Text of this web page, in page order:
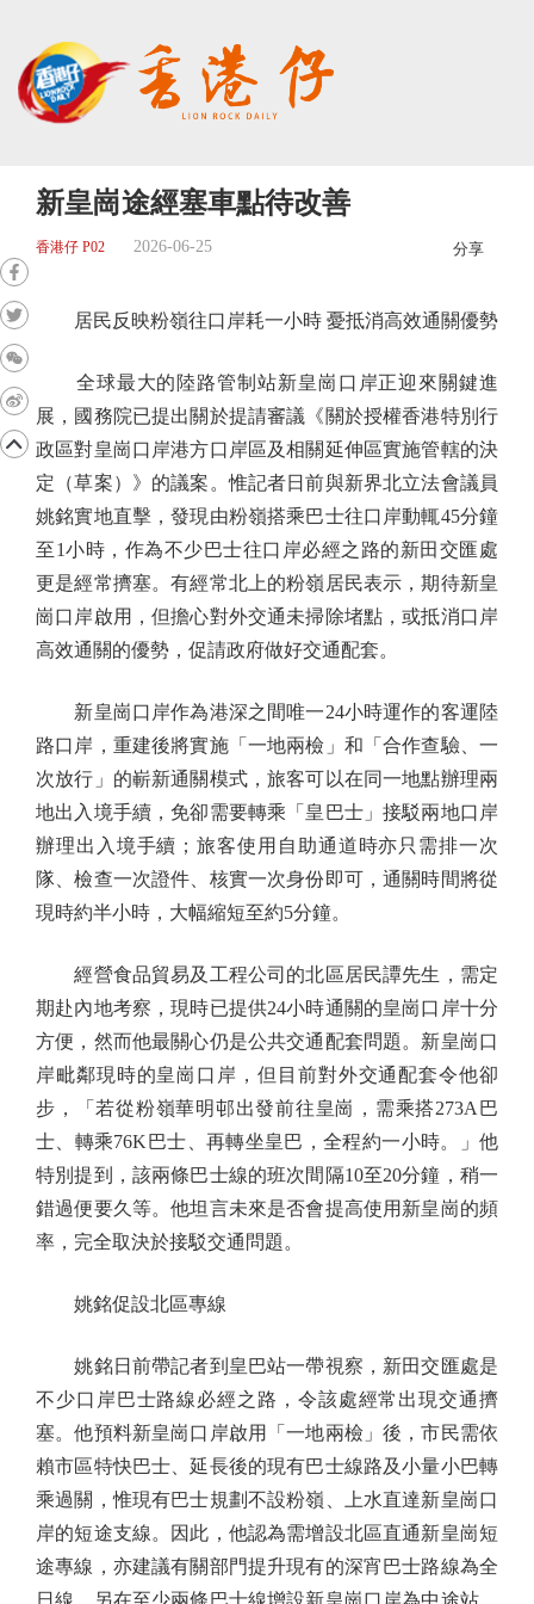
新皇崗途經塞車點待改善
香港仔 P02 2026-06-25 分享
居民反映粉嶺往口岸耗一小時 憂抵消高效通關優勢
全球最大的陸路管制站新皇崗口岸正迎來關鍵進
展，國務院已提出關於提請審議《關於授權香港特別行
政區對皇崗口岸港方口岸區及相關延伸區實施管轄的決
定（草案）》的議案。惟記者日前與新界北立法會議員
姚銘實地直擊，發現由粉嶺搭乘巴士往口岸動輒45分鐘
至1小時，作為不少巴士往口岸必經之路的新田交匯處
更是經常擠塞。有經常北上的粉嶺居民表示，期待新皇
崗口岸啟用，但擔心對外交通未掃除堵點，或抵消口岸
高效通關的優勢，促請政府做好交通配套。
新皇崗口岸作為港深之間唯一24小時運作的客運陸
路口岸，重建後將實施「一地兩檢」和「合作查驗、一
次放行」的嶄新通關模式，旅客可以在同一地點辦理兩
地出入境手續，免卻需要轉乘「皇巴士」接駁兩地口岸
辦理出入境手續；旅客使用自助通道時亦只需排一次
隊、檢查一次證件、核實一次身份即可，通關時間將從
現時約半小時，大幅縮短至約5分鐘。
經營食品貿易及工程公司的北區居民譚先生，需定
期赴內地考察，現時已提供24小時通關的皇崗口岸十分
方便，然而他最關心仍是公共交通配套問題。新皇崗口
岸毗鄰現時的皇崗口岸，但目前對外交通配套令他卻
步，「若從粉嶺華明邨出發前往皇崗，需乘搭273A巴
士、轉乘76K巴士、再轉坐皇巴，全程約一小時。」他
特別提到，該兩條巴士線的班次間隔10至20分鐘，稍一
錯過便要久等。他坦言未來是否會提高使用新皇崗的頻
率，完全取決於接駁交通問題。
姚銘促設北區專線
姚銘日前帶記者到皇巴站一帶視察，新田交匯處是
不少口岸巴士路線必經之路，令該處經常出現交通擠
塞。他預料新皇崗口岸啟用「一地兩檢」後，市民需依
賴市區特快巴士、延長後的現有巴士線路及小量小巴轉
乘過關，惟現有巴士規劃不設粉嶺、上水直達新皇崗口
岸的短途支線。因此，他認為需增設北區直通新皇崗短
途專線，亦建議有關部門提升現有的深宵巴士路線為全
日線，另在至少兩條巴士線增設新皇崗口岸為中途站，